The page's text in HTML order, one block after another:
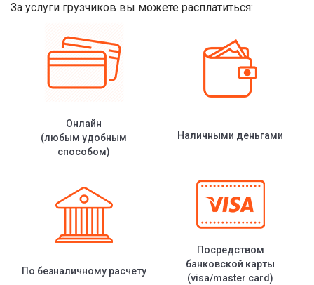
За услуги грузчиков вы можете расплатиться:
Онлайн
(любым удобным
способом)
Наличными деньгами
По безналичному расчету
Посредством
банковской карты
(visa/master card)